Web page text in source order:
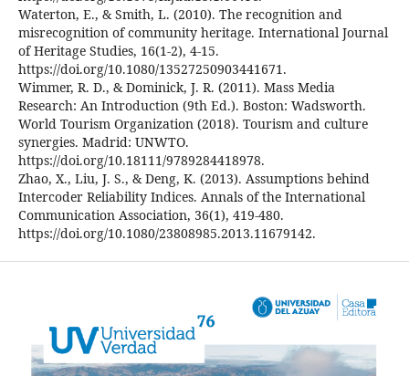
Waterton, E., & Smith, L. (2010). The recognition and
misrecognition of community heritage. International Journal
of Heritage Studies, 16(1-2), 4-15.
https://doi.org/10.1080/13527250903441671.
Wimmer, R. D., & Dominick, J. R. (2011). Mass Media
Research: An Introduction (9th Ed.). Boston: Wadsworth.
World Tourism Organization (2018). Tourism and culture
synergies. Madrid: UNWTO.
https://doi.org/10.18111/9789284418978.
Zhao, X., Liu, J. S., & Deng, K. (2013). Assumptions behind
Intercoder Reliability Indices. Annals of the International
Communication Association, 36(1), 419-480.
https://doi.org/10.1080/23808985.2013.11679142.